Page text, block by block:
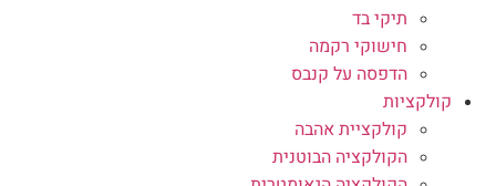
תיקי בד
חישוקי רקמה
הדפסה על קנבס
קולקציות
קולקציית אהבה
הקולקציה הבוטנית